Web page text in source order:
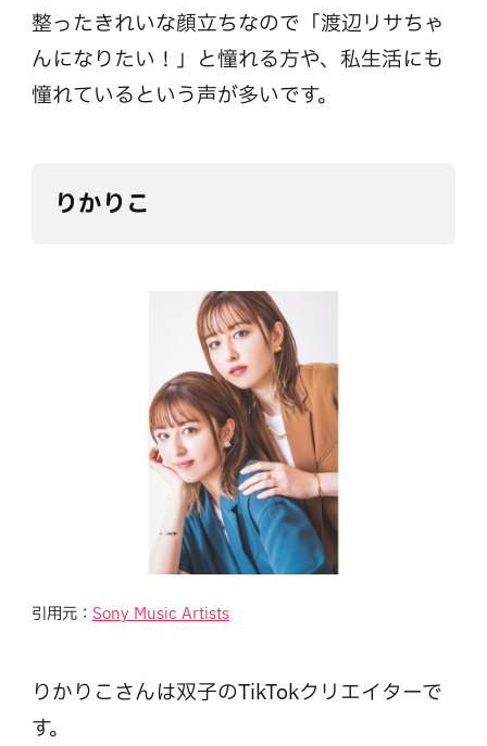
整ったきれいな顔立ちなので「渡辺リサちゃ
んになりたい！」と憧れる方や、私生活にも
憧れているという声が多いです。
りかりこ
引用元： Sony Music Artists
りかりこさんは双子のTikTokクリエイターで
す。